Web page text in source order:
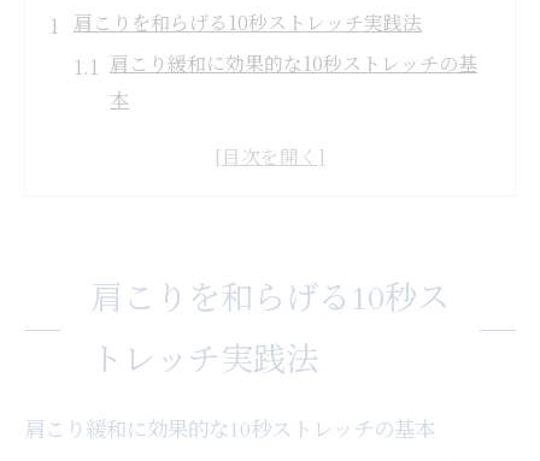
肩こりを和らげる10秒ストレッチ実践法
肩こり緩和に効果的な10秒ストレッチの基
本
肩こりを感じた時に即効性のある動き方
重症度を見極める肩こりセルフチェック術
肩こり重症度チェックで知るリスクサイン
肩こりの症状をセルフチェックする方法と
肩こりを和らげる10秒ス
トレッチ実践法
肩こり緩和に効果的な10秒ストレッチの基本